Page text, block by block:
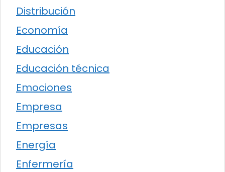
Distribución
Economía
Educación
Educación técnica
Emociones
Empresa
Empresas
Energía
Enfermería